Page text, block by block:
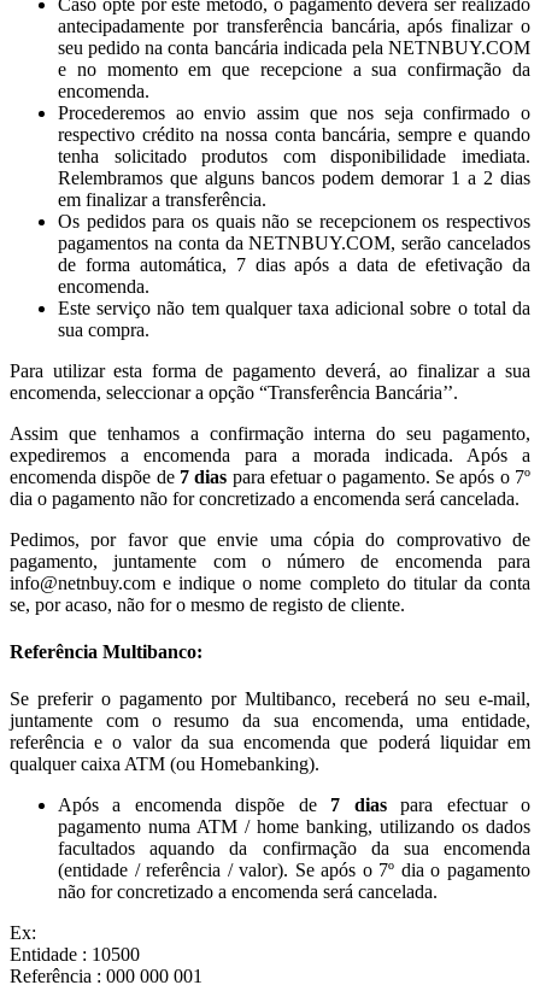
Caso opte por este método, o pagamento deverá ser realizado
antecipadamente por transferência bancária, após finalizar o
seu pedido na conta bancária indicada pela NETNBUY.COM
e no momento em que recepcione a sua confirmação da
encomenda.
Procederemos ao envio assim que nos seja confirmado o
respectivo crédito na nossa conta bancária, sempre e quando
tenha solicitado produtos com disponibilidade imediata.
Relembramos que alguns bancos podem demorar 1 a 2 dias
em finalizar a transferência.
Os pedidos para os quais não se recepcionem os respectivos
pagamentos na conta da NETNBUY.COM, serão cancelados
de forma automática, 7 dias após a data de efetivação da
encomenda.
Este serviço não tem qualquer taxa adicional sobre o total da
sua compra.
Para utilizar esta forma de pagamento deverá, ao finalizar a sua
encomenda, seleccionar a opção “Transferência Bancária’’.
Assim que tenhamos a confirmação interna do seu pagamento,
expediremos a encomenda para a morada indicada. Após a
encomenda dispõe de 7 dias para efetuar o pagamento. Se após o 7º
dia o pagamento não for concretizado a encomenda será cancelada.
Pedimos, por favor que envie uma cópia do comprovativo de
pagamento, juntamente com o número de encomenda para
info@netnbuy.com e indique o nome completo do titular da conta
se, por acaso, não for o mesmo de registo de cliente.
Referência Multibanco:
Se preferir o pagamento por Multibanco, receberá no seu e-mail,
juntamente com o resumo da sua encomenda, uma entidade,
referência e o valor da sua encomenda que poderá liquidar em
qualquer caixa ATM (ou Homebanking).
Após a encomenda dispõe de 7 diaspara efectuar o
pagamento numa ATM / home banking, utilizando os dados
facultados aquando da confirmação da sua encomenda
(entidade / referência / valor). Se após o 7º dia o pagamento
não for concretizado a encomenda será cancelada.
Ex:
Entidade : 10500
Referência : 000 000 001